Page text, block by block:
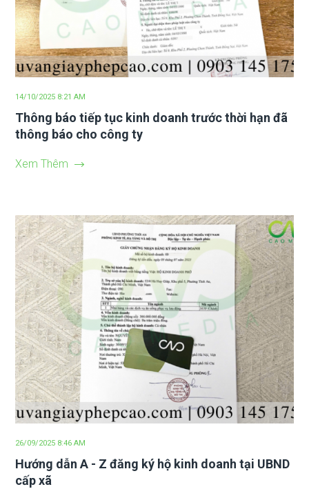
14/10/2025 8:21 AM
Thông báo tiếp tục kinh doanh trước thời hạn đã
thông báo cho công ty
Xem Thêm
26/09/2025 8:46 AM
Hướng dẫn A - Z đăng ký hộ kinh doanh tại UBND
cấp xã